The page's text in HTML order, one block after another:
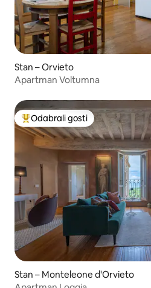
Stan – Orvieto
Apartman Voltumna
Među najviše rangiranima s
Odabrali gosti
Stan – Monteleone d'Orvieto